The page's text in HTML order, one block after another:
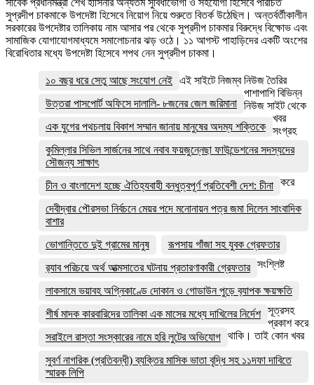
সুপ্রদীপ চাকমাকে উপদেষ্টা হিসেবে নিয়োগ নিয়ে শুরুতে বিতর্ক উঠেছিল। অন্তর্বর্তীকালীন
সরকারের উপদেষ্টার তালিকায় নাম আসার পর থেকে সুপ্রদীপ চাকমার বিরুদ্ধে বিক্ষোভ এবং
সামাজিক যোগাযোগমাধ্যমে সমালোচনার ঝড় ওঠে। ১১ আগস্ট পাহাড়িদের একটি অংশের
বিরোধিতার মধ্যে উপদেষ্টা হিসেবে শপথ নেন সুপ্রদীপ চাকমা।
১০ বছর ধরে সেতু আছে সংযোগ নেই
উত্তরা পাসপোর্ট অফিসে দালালি- ৮জনের জেল জরিমানা
এক যুগের পথচলায় বিকাশ সম্মান জানায় মানুষের অদম্য শক্তিকে
কুমিল্লার সিভিল সার্জনের সাথে নবাব ফয়জুন্নেছা ফাউন্ডেশনের সদস্যদের
সৌজন্য সাক্ষাৎ
চীন ও বাংলাদেশ হচ্ছে ঐতিহ্যবাহী বন্ধুত্বপূর্ণ প্রতিবেশী দেশ: চীনা
দেবীদ্বার পৌরসভা নির্বচনে মেয়র পদে মনোনায়ন পত্র জমা দিলেন সাংবাদিক
বাশার
ভোগান্তিতে দুই গ্রামের মানুষ
রূপসায় গাঁজা সহ যুবক গ্রেফতার
র‌্যাব পরিচয়ে অর্থ আত্মসাতের ঘটনায় প্রতারণাকারী গ্রেফতার
লাকসামে ভয়াবহ অগ্নিকাণ্ডে দোকান ও গোডাউন পুড়ে ব‍্যাপক ক্ষয়ক্ষতি
শীর্ষ মাদক কারবারিদের তালিকা এক মাসের মধ্যে দাখিলের নির্দেশ
সরাইলে রাস্তা সংস্কারের নামে হরি লুটের অভিযোগ
সুবর্ণ নাগরিক (প্রতিবন্ধী) ব্যক্তির মাসিক ভাতা বৃদ্ধি সহ ১১দফা দাবিতে
স্মারক লিপি
এই সাইটে নিজম্ব নিউজ তৈরির
পাশাপাশি বিভিন্ন
নিউজ সাইট থেকে
খবর
সংগ্রহ
করে
সংশ্লিষ্ট
সূত্রসহ
প্রকাশ করে
থাকি। তাই কোন খবর